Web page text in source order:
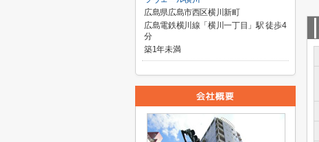
広島県広島市西区横川新町
広島電鉄横川線「横川一丁目」駅 徒歩4
分
築1年未満